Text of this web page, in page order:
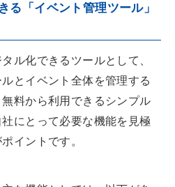
る「イベント管理ツール」
ル化できるツールとして、
とイベント全体を管理する
料から利用できるシンプル
にとって必要な機能を見極
イントです。